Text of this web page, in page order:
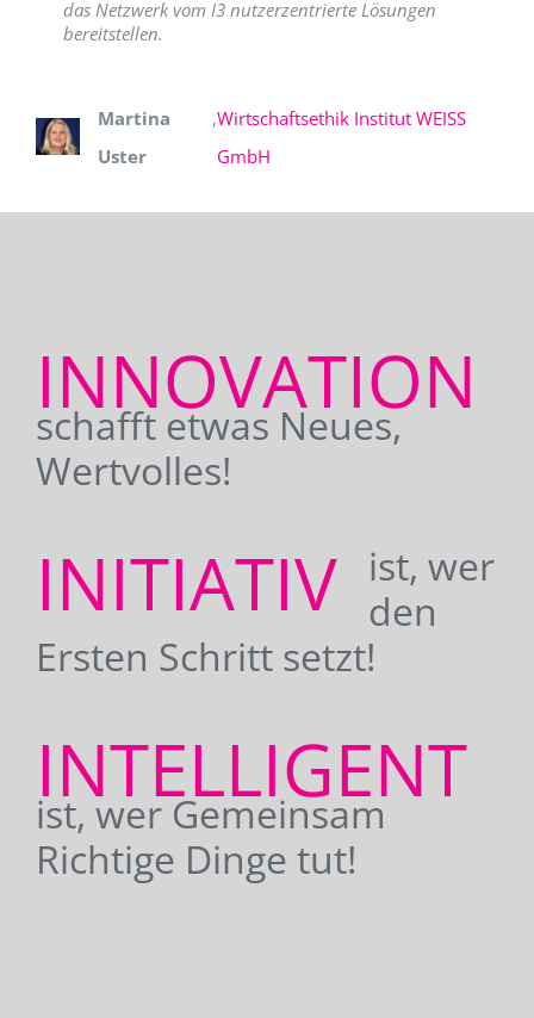
das Netzwerk vom I3 nutzerzentrierte Lösungen
bereitstellen.
Martina
Uster
,Wirtschaftsethik Institut WEISS
GmbH
INNOVATION
schafft etwas Neues,
Wertvolles!
INITIATIV
ist, wer
den
Ersten Schritt setzt!
INTELLIGENT
ist, wer Gemeinsam
Richtige Dinge tut!